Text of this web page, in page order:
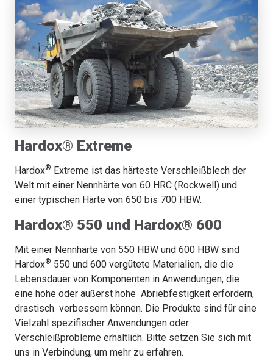
Hardox® Extreme
Hardox® Extreme ist das härteste Verschleißblech der
Welt mit einer Nennhärte von 60 HRC (Rockwell) und
einer typischen Härte von 650 bis 700 HBW.
Hardox® 550 und Hardox® 600
Mit einer Nennhärte von 550 HBW und 600 HBW sind
Hardox® 550 und 600 vergütete Materialien, die die
Lebensdauer von Komponenten in Anwendungen, die
eine hohe oder äußerst hohe Abriebfestigkeit erfordern,
drastisch verbessern können. Die Produkte sind für eine
Vielzahl spezifischer Anwendungen oder
Verschleißprobleme erhältlich. Bitte setzen Sie sich mit
uns in Verbindung, um mehr zu erfahren.